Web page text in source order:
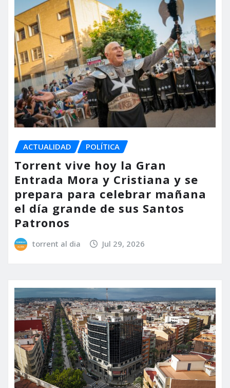
ACTUALIDAD POLÍTICA
Torrent vive hoy la Gran
Entrada Mora y Cristiana y se
prepara para celebrar mañana
el día grande de sus Santos
Patronos
torrent al dia Jul 29, 2026